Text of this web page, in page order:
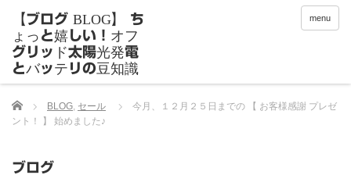
menu
Home BLOG, セール
今月、１２月２５日までの 【 お客様感謝 プレゼ
ント！ 】 始めました♪
ブログ